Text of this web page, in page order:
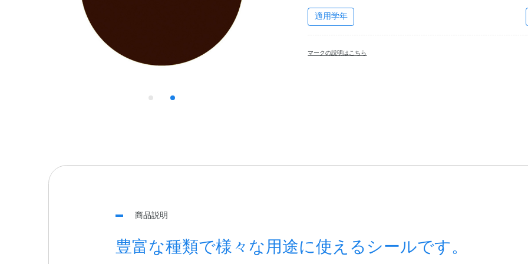
適用学年
マークの説明はこちら
商品説明
豊富な種類で様々な用途に使えるシールです。